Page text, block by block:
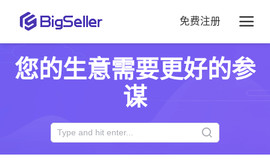
免费注册
您的生意需要更好的参
谋